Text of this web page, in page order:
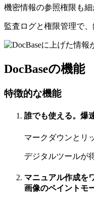
機密情報の参照権限も細
監査ログと権限管理で、
DocBaseの機能
特徴的な機能
誰でも使える。爆
マークダウンとリ
デジタルツールが
マニュアル作成を
画像のペイントモ